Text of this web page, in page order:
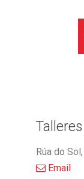
Rúa do
Email